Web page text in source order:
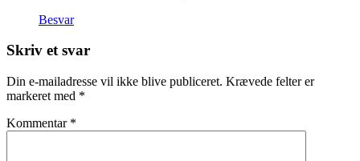
Besvar
Skriv et svar
Din e-mailadresse vil ikke blive publiceret. Krævede felter er
markeret med *
Kommentar *